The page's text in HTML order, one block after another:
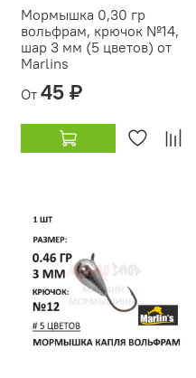
Мормышка 0,30 гр
вольфрам, крючок №14,
шар 3 мм (5 цветов) от
Marlins
От 45 ₽